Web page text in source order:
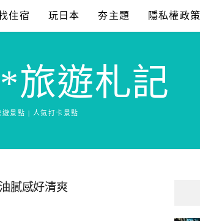
住宿 玩日本 夯主題 隱私權政策
旅遊札記
景點 | 人氣打卡景點
膩感好清爽